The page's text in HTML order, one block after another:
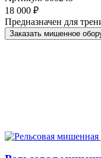
18 000 ₽
Предназначен для
Заказать мишенное